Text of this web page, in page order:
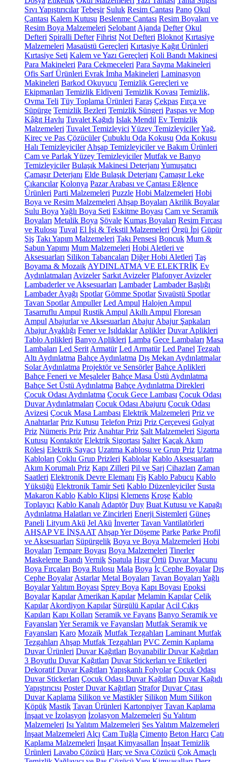
Sıvı Yapıştırıcılar Tebeşir Suluk Resim Çantası Pano Okul
Çantası Kalem Kutusu Beslenme Çantası Resim Boyaları ve
Resim Boya Malzemeleri Selobant Ajanda Defter Okul
Defteri Spiralli Defter Fihrist Not Defteri Bloknot Kırtasiye
Malzemeleri Masaüstü Gereçleri Kırtasiye Kağıt Ürünleri
Kırtasiye Seti Kalem ve Yazı Gereçleri Koli Bandı Makinesi
Para Makineleri Para Çekmeceleri Para Sayma Makineleri
Ofis Sarf Ürünleri Evrak İmha Makineleri Laminasyon
Makineleri Barkod Okuyucu Temizlik Gereçleri ve
Ekipmanları Temizlik Eldiveni Temizlik Kovası Temizlik,
Ovma Teli Tüy Toplama Ürünleri Faraş Çekpas Fırça ve
Süpürge Temizlik Bezleri Temizlik Süngeri Paspas ve Mop
Kâğıt Havlu Tuvalet Kağıdı Islak Mendil Ev Temizlik
Malzemeleri Tuvalet Temizleyici Yüzey TemizleyicilerYağ,
Kireç ve Pas Çözücüler Çubuklu Oda Kokusu Oda Kokusu
Halı Temizleyiciler Ahşap Temizleyiciler ve Bakım Ürünleri
Cam ve Parlak Yüzey Temizleyiciler Mutfak ve Banyo
Temizleyiciler Bulaşık Makinesi Deterjanı Yumuşatıcı
Çamaşır Deterjanı Elde Bulaşık Deterjanı Çamaşır Leke
Çıkarıcılar Kolonya Pazar Arabası ve Çantası Eğlence
Ürünleri Parti Malzemeleri Puzzle Hobi Malzemeleri Hobi
Boya ve Resim Malzemeleri Ahşap Boyaları Akrilik Boyalar
Sulu Boya Yağlı Boya Seti Eskitme Boyası Cam ve Seramik
Boyaları Metalik Boya Şövale Kumaş Boyaları Resim Fırçası
ve Rulosu Tuval El İşi & Tekstil Malzemeleri Örgü İpi Güpür
Şiş Takı Yapım Malzemeleri Takı Pensesi Boncuk Mum &
Sabun Yapımı Mum Malzemeleri Hobi Aletleri ve
Aksesuarları Silikon Tabancaları Diğer Hobi Aletleri Taş
Boyama & Mozaik AYDINLATMA VE ELEKTRİK Ev
Aydınlatmaları Avizeler Sarkıt Avizeler Plafonyer Avizeler
Lambaderler ve Aksesuarları Lambader Lambader Başlığı
Lambader Ayağı Spotlar Gömme Spotlar Sıvaüstü Spotlar
Tavan Spotlar Ampuller Led Ampul Halojen Ampul
Tasarruflu Ampul Rustik Ampul Akıllı Ampul Floresan
Ampul Abajurlar ve Aksesuarları Abajur Abajur Şapkaları
Abajur Ayaklığı Fener ve Işıldaklar Aplikler Duvar Aplikleri
Tablo Aplikleri Banyo Aplikleri Lamba Gece Lambaları Masa
Lambaları Led Şerit Armatür Led Armatür Led Panel Tezgah
Altı Aydınlatma Bahçe Aydınlatma Dış Mekan Aydınlatmalar
Solar Aydınlatma Projektör ve Sensörler Bahçe Aplikleri
Bahçe Feneri ve Meşaleler Bahçe Masa Üstü Aydınlatma
Bahçe Set Üstü Aydınlatma Bahçe Aydınlatma Direkleri
Çocuk Odası Aydınlatma Çocuk Gece Lambası Çocuk Odası
Duvar Aydınlatmaları Çocuk Odası Abajuru Çocuk Odası
Avizesi Çocuk Masa Lambası Elektrik Malzemeleri Priz ve
Anahtarlar Priz Kutusu Telefon Prizi Priz Çerçevesi Golyat
Priz Nümeris Priz Priz Anahtar Priz Şalt Malzemeleri Sigorta
Kutusu Kontaktör Elektrik Sigortası Şalter Kaçak Akım
Rölesi Elektrik Sayacı Uzatma Kablosu ve Grup Priz Uzatma
Kabloları Çoklu Grup Prizleri Kablolar Kablo Aksesuarları
Akım Korumalı Priz Kapı Zilleri Pil ve Şarj Cihazları Zaman
Saatleri Elektronik Devre Elemanı Fiş Kablo Pabucu Kablo
Yüksüğü Elektronik Tamir Seti Kablo Düzenleyiciler Susta
Makaron Kablo Kablo Klipsi Klemens Kroşe Kablo
Toplayıcı Kablo Kanalı Adaptör Duy Buat Kutusu ve Kapağı
Aydınlatma Halatları ve Zincirleri Enerji Sistemleri Güneş
Paneli Lityum Akü Jel Akü İnverter Tavan Vantilatörleri
AHŞAP VE İNŞAAT Ahşap Yer Döşeme Parke Parke Profil
ve Aksesuarları Süpürgelik Boya ve Boya Malzemeleri Hobi
Boyaları Tempare Boyası Boya Malzemeleri Tinerler
Maskeleme Bandı Vernik Spatula Hışır Örtü Duvar Macunu
Boya Fırçaları Boya Rulosu Mala Boya İç Cephe Boyalar Dış
Cephe Boyalar Astarlar Metal Boyaları Tavan Boyaları Yağlı
BoyalarYalıtım Boyası Sprey Boya Kapı Boyası Epoksi
Boyalar Kapılar Amerikan Kapılar Melamin Kapılar Çelik
Kapılar Akordiyon Kapılar Sürgülü Kapılar Acil Çıkış
Kapıları Kapı Kolları Seramik ve Fayans Banyo Seramik ve
Fayansları Yer Seramik ve Fayansları Mutfak Seramik ve
Fayansları Karo Mozaik Mutfak Tezgahları Laminant Mutfak
Tezgahları Ahşap Mutfak Tezgahları PVC Zemin Kaplama
Duvar Ürünleri Duvar Kağıtları Boyanabilir Duvar Kağıtları
3 Boyutlu Duvar Kağıtları Duvar Stickerları ve Etiketleri
Dekoratif Duvar Kağıtları Yapışkanlı Folyolar Çocuk Odası
Duvar Stickerları Çocuk Odası Duvar Kağıtları Duvar Kağıdı
Yapıştırıcısı Poster Duvar Kağıtları Strafor Duvar Çıtası
Duvar Kaplama Silikon ve Mastikler Silikon Mum Silikon
Köpük Mastik Tavan Ürünleri Kartonpiyer Tavan Kaplama
İnşaat ve İzolasyon İzolasyon Malzemeleri Su Yalıtım
Malzemeleri Isı Yalıtım Malzemeleri Ses Yalıtım Malzemeleri
İnşaat Malzemeleri Alçı Cam Tuğla Çimento Beton Harcı Çatı
Kaplama Malzemeleri İnşaat Kimyasalları İnşaat Temizlik
Ürünleri Lavabo Çözücü Harç ve Sıva Çözücü Çok Amaçlı